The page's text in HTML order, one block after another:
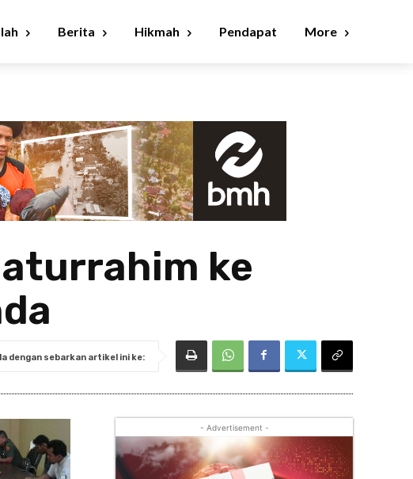
Berita Hikmah Pendapat More
ke
dengan sebarkan artikel ini ke:
- Advertisement -